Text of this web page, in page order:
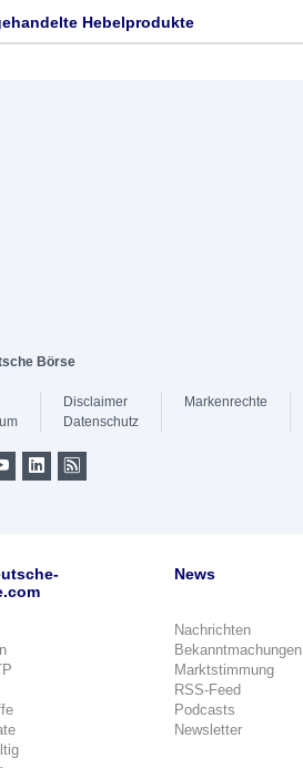
Hebelprodukte
Börse
Disclaimer
Datenschutz
Markenrechte
News
Nachrichten
Bekanntmachungen
Marktstimmung
RSS-Feed
Podcasts
Newsletter